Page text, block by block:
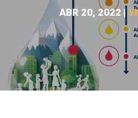
ABR 20, 2022 |